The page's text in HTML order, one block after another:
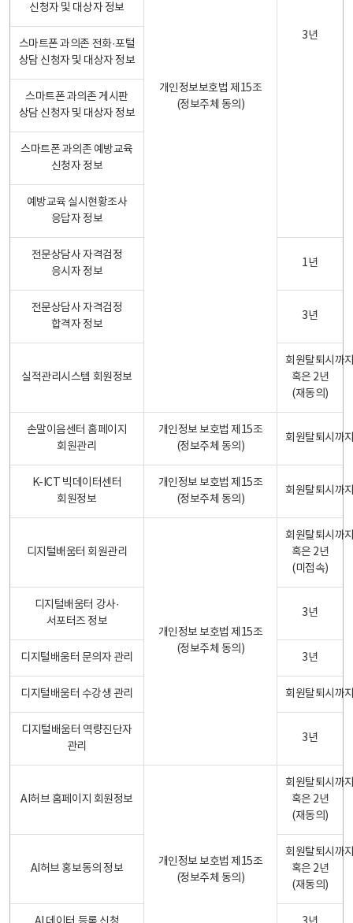
개인정보보호법 제15조
(정보주체 동의)
3년
신청자 및 대상자 정보
스마트폰 과의존 전화·포털
상담 신청자 및 대상자 정보
스마트폰 과의존 게시판
상담 신청자 및 대상자 정보
스마트폰 과의존 예방교육
신청자 정보
예방교육 실시현황조사
응답자 정보
전문상담사 자격검정
응시자 정보
1년
전문상담사 자격검정
합격자 정보
3년
실적관리시스템 회원정보
회원탈퇴시까
혹은 2년
(재동의)
손말이음센터 홈페이지
회원관리
개인정보 보호법 제15조
(정보주체 동의)
회원탈퇴시까
K-ICT 빅데이터센터
회원정보
개인정보 보호법 제15조
(정보주체 동의)
회원탈퇴시까
디지털배움터 회원관리
개인정보 보호법 제15조
(정보주체 동의)
회원탈퇴시까
혹은 2년
(미접속)
디지털배움터 강사·
서포터즈 정보
3년
디지털배움터 문의자 관리 3년
디지털배움터 수강생 관리 회원탈퇴시까
디지털배움터 역량진단자
관리
3년
AI허브 홈페이지 회원정보
개인정보 보호법 제15조
(정보주체 동의)
회원탈퇴시까
혹은 2년
(재동의)
AI허브 홍보동의 정보
회원탈퇴시까
혹은 2년
(재동의)